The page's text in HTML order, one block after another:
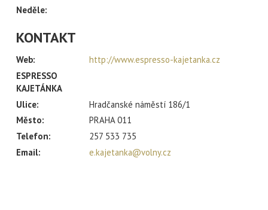
Neděle:
KONTAKT
Web:
http://www.espresso-kajetanka.cz
ESPRESSO
KAJETÁNKA
Ulice:
Hradčanské náměstí 186/1
Město:
PRAHA 011
Telefon:
257 533 735
Email:
e.kajetanka@volny.cz